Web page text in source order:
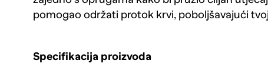
pomogao održati protok krvi, poboljšavajući
Specifikacija proizvoda